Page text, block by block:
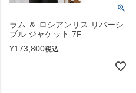
ラム ＆ ロシアンリス リバーシ
ブル ジャケット 7F
¥173,800税込